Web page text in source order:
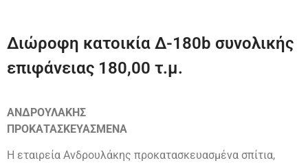
Διώροφη κατοικία Δ-180b συνολικής
επιφάνειας 180,00 τ.μ.
ΑΝΔΡΟΥΛΑΚΗΣ
ΠΡΟΚΑΤΑΣΚΕΥΑΣΜΕΝΑ
Η εταιρεία Ανδρουλάκης προκατασκευασμένα σπίτια,